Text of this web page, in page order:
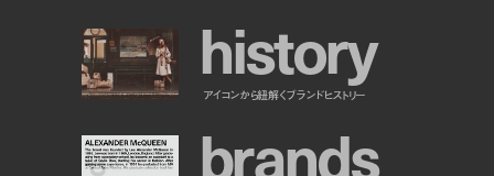
history
アイコンから紐解くブランドヒストリー
brands